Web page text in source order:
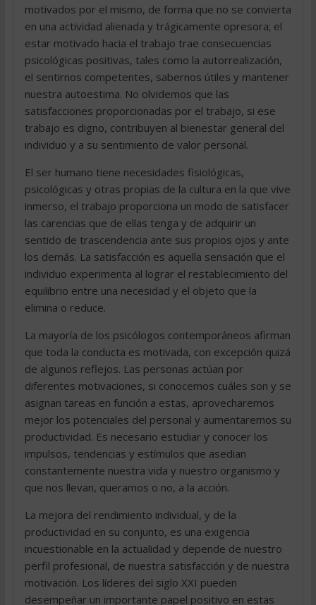
motivados por el mismo, de forma que no se convierta
en una actividad alienada y trágicamente opresora; el
estar motivado hacia el trabajo trae consecuencias
psicológicas positivas, tales como la autorrealización,
el sentirnos competentes, sabernos útiles y mantener
nuestra autoestima. No olvidemos que las
satisfacciones proporcionadas por el trabajo, si ese
trabajo es digno, contribuyen al bienestar general del
individuo y a su sentimiento de valor personal.
El ser humano tiene necesidades fisiológicas,
psicológicas y otras propias de la cultura en la que vive
inmerso, el trabajo proporciona un modo de satisfacer
las carencias que de ellas tenga y de adquirir un
sentido de trascendencia ante sus propios ojos y ante
los demás. La satisfacción es aquella sensación que el
individuo experimenta al lograr el restablecimiento del
equilibrio entre una necesidad y el objeto que la
elimina o reduce.
La mayoría de los psicólogos contemporáneos afirman
que toda la conducta es motivada, con excepción quizá
de algunos reflejos. Las personas actúan por
diferentes motivaciones, si conocemos cuáles son y se
asignan tareas en función a estas, aprovecharemos
mejor los potenciales del personal y aumentaremos su
productividad. Es necesario estudiar y conocer los
impulsos, tendencias y estímulos que asedian
constantemente nuestra vida y nuestro organismo y
que nos llevan, queramos o no, a la acción.
La mejora del rendimiento individual, y de la
productividad en su conjunto, es una exigencia
incuestionable en la actualidad y depende de nuestro
perfil profesional, de nuestra satisfacción y de nuestra
motivación. Los líderes del siglo XXI pueden
desempeñar un importante papel positivo en estas